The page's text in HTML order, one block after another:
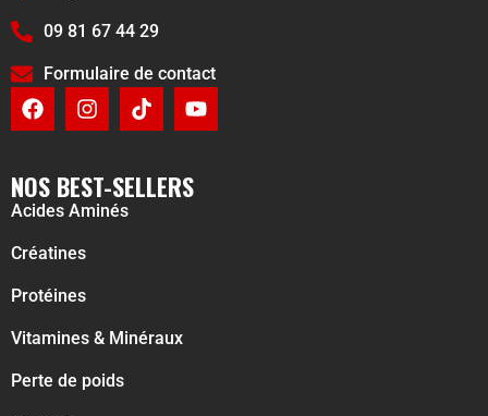
09 81 67 44 29
Formulaire de contact
NOS BEST-SELLERS
Acides Aminés
Créatines
Protéines
Vitamines & Minéraux
Perte de poids